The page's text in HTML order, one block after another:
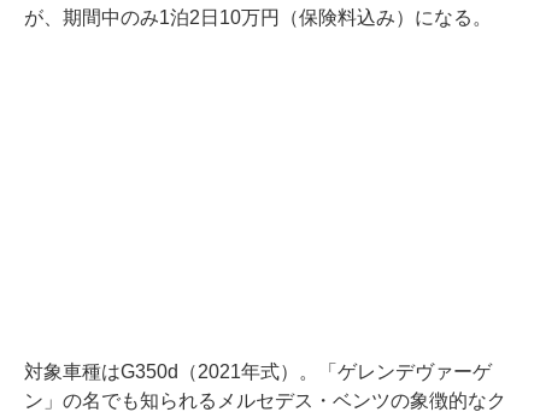
が、期間中のみ1泊2日10万円（保険料込み）になる。
対象車種はG350d（2021年式）。「ゲレンデヴァーゲ
ン」の名でも知られるメルセデス・ベンツの象徴的なク